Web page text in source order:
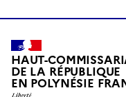
HAUT-
DE LA RÉPUBLIQUE
EN POLYNÉSIE